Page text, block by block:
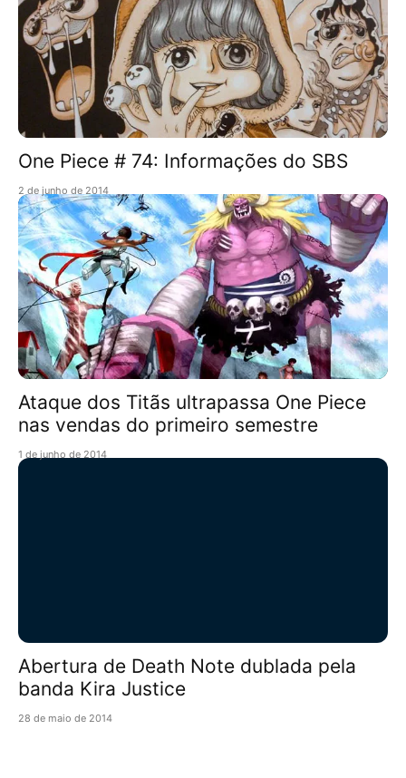
One Piece # 74: Informações do SBS
2 de junho de 2014
Ataque dos Titãs ultrapassa One Piece
nas vendas do primeiro semestre
1 de junho de 2014
Abertura de Death Note dublada pela
banda Kira Justice
28 de maio de 2014